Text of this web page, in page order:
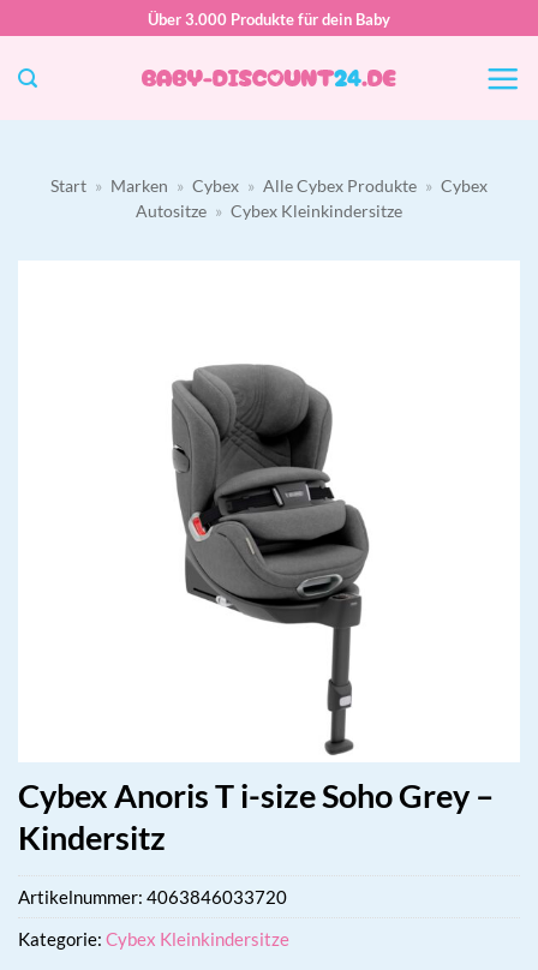
springen
Über 3.000 Produkte für dein Baby
Start » Marken » Cybex » Alle Cybex Produkte » Cybex
Autositze » Cybex Kleinkindersitze
Cybex Anoris T i-size Soho Grey –
Kindersitz
Artikelnummer: 4063846033720
Kategorie: Cybex Kleinkindersitze